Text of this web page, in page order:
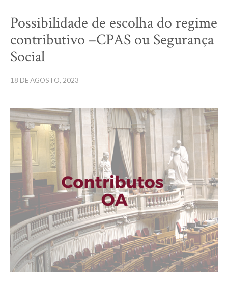
Possibilidade de escolha do regime
contributivo –CPAS ou Segurança
Social
18 DE AGOSTO, 2023